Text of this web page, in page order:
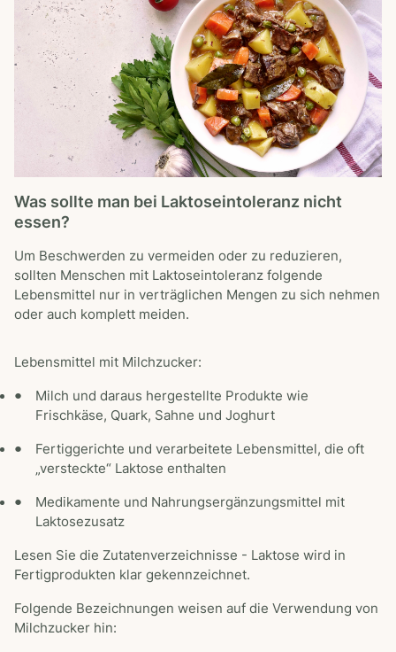
Was sollte man bei Laktoseintoleranz nicht
essen?
Um Beschwerden zu vermeiden oder zu reduzieren,
sollten Menschen mit Laktoseintoleranz folgende
Lebensmittel nur in verträglichen Mengen zu sich nehmen
oder auch komplett meiden.
Lebensmittel mit Milchzucker:
Milch und daraus hergestellte Produkte wie
Frischkäse, Quark, Sahne und Joghurt
Fertiggerichte und verarbeitete Lebensmittel, die oft
„versteckte“ Laktose enthalten
Medikamente und Nahrungsergänzungsmittel mit
Laktosezusatz
Lesen Sie die Zutatenverzeichnisse - Laktose wird in
Fertigprodukten klar gekennzeichnet.
Folgende Bezeichnungen weisen auf die Verwendung von
Milchzucker hin: